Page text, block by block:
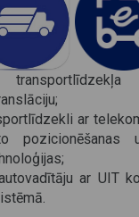
ar
pozicionēšanas
ar UIT